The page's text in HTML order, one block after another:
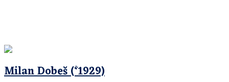
Milan Dobeš (*1929)